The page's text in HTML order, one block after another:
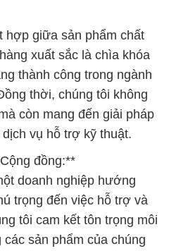
hợp giữa sản phẩm chất
xuất sắc là chìa khóa
thành công trong ngành
thời, chúng tôi không
còn mang đến giải pháp
vụ hỗ trợ kỹ thuật.
đồng:**
doanh nghiệp hướng
trọng đến việc hỗ trợ và
tôi cam kết tôn trọng môi
sản phẩm của chúng